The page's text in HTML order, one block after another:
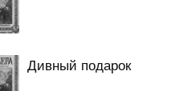
Дивный подарок